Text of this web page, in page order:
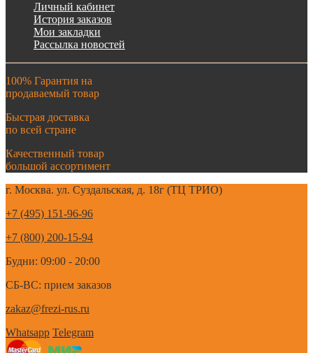
Личный кабинет
История заказов
Мои закладки
Рассылка новостей
100% Гарантия на
продаваемый товар
Быстрая доставка
по всей стране
Качественный товар
большой ассортимент
г. Москва. ул. Суздальская, д. 18г (ТЦ ТРИО)
+7 (495) 151-96-96
+7 (800) 200-15-94
Будни: 09:00 - 20:00
СБ-ВС: прием заказов
zakaz@frezi-rus.ru
Whatsapp Telegram